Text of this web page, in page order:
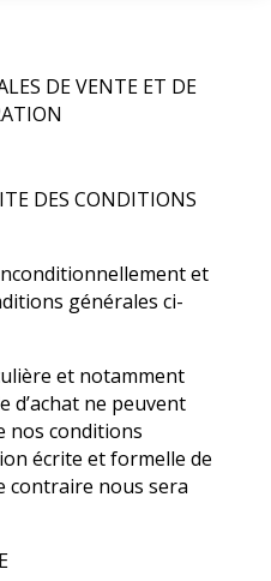
DE VENTE ET DE
DES CONDITIONS
et
générales ci-
et notamment
d’achat ne peuvent
nos conditions
écrite et formelle de
contraire nous sera